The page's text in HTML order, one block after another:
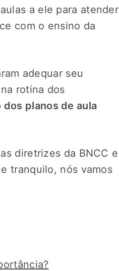
a ele para atender
com o ensino da
adequar seu
rotina dos
planos de aula
diretrizes da BNCC e
tranquilo, nós vamos